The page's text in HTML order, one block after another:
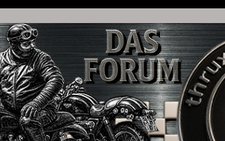
Modern Classic Modelle. Das Forum für die New